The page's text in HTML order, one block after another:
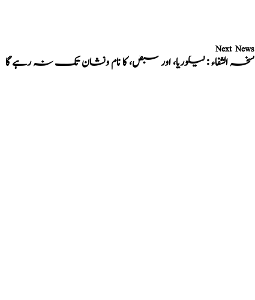
Next News
نسخہ الشفاء : لیکوریا، اور قبض، کا نام ونشان تک نہ رہے گا